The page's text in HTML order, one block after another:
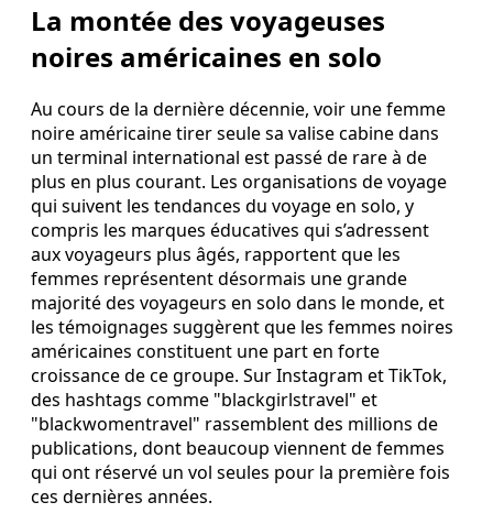
La montée des voyageuses
noires américaines en solo
Au cours de la dernière décennie, voir une femme
noire américaine tirer seule sa valise cabine dans
un terminal international est passé de rare à de
plus en plus courant. Les organisations de voyage
qui suivent les tendances du voyage en solo, y
compris les marques éducatives qui s’adressent
aux voyageurs plus âgés, rapportent que les
femmes représentent désormais une grande
majorité des voyageurs en solo dans le monde, et
les témoignages suggèrent que les femmes noires
américaines constituent une part en forte
croissance de ce groupe. Sur Instagram et TikTok,
des hashtags comme "blackgirlstravel" et
"blackwomentravel" rassemblent des millions de
publications, dont beaucoup viennent de femmes
qui ont réservé un vol seules pour la première fois
ces dernières années.